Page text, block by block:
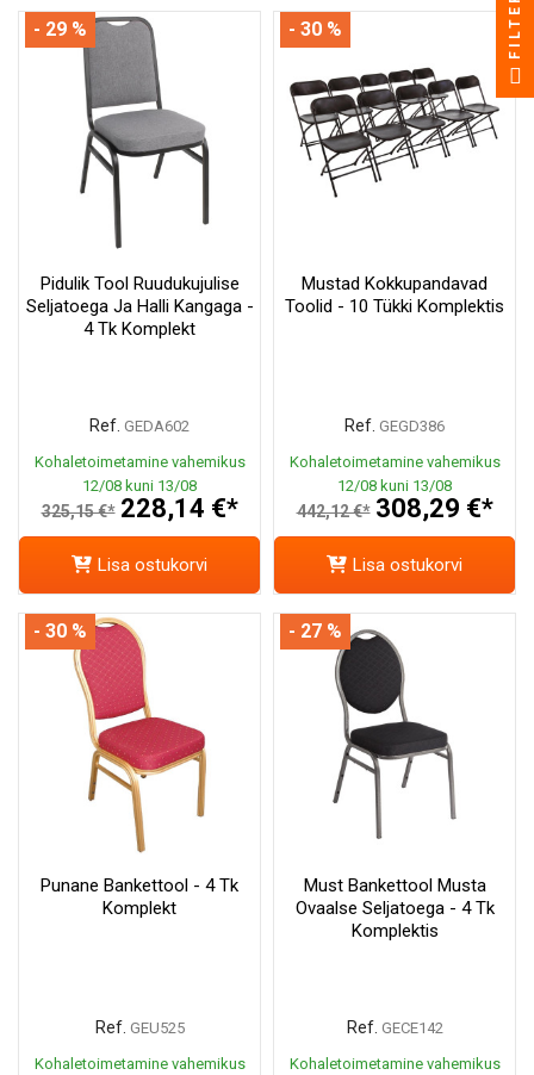
Pidulik Tool Ruudukujulise
Seljatoega Ja Halli Kangaga -
4 Tk Komplekt
Ref. GEDA602
Kohaletoimetamine vahemikus
12/08 kuni 13/08
325,15 €* 228,14 €*
- 29 %
Lisa ostukorvi
Mustad Kokkupandavad
Toolid - 10 Tükki Komplektis
Ref. GEGD386
Kohaletoimetamine vahemikus
12/08 kuni 13/08
442,12 €* 308,29 €*
- 30 %
Lisa ostukorvi
Punane Bankettool - 4 Tk
Komplekt
Ref. GEU525
Kohaletoimetamine vahemikus
- 30 %
Must Bankettool Musta
Ovaalse Seljatoega - 4 Tk
Komplektis
Ref. GECE142
Kohaletoimetamine vahemikus
- 27 %
FILTER